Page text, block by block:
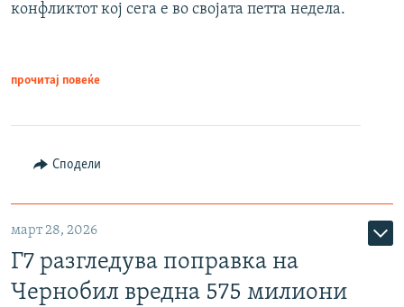
конфликтот кој сега е во својата петта недела.
прочитај повеќе
Сподели
март 28, 2026
Г7 разгледува поправка на
Чернобил вредна 575 милиони